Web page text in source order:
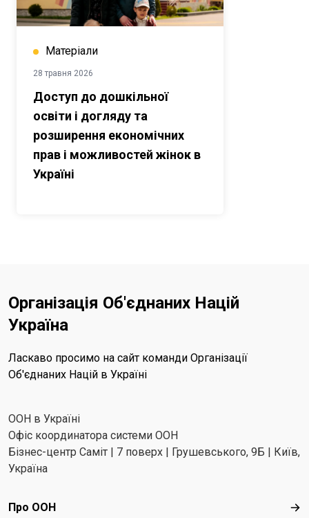
Матеріали
28 травня 2026
Доступ до дошкільної
освіти і догляду та
розширення економічних
прав і можливостей жінок в
Україні
Організація Об'єднаних Націй
Україна
Ласкаво просимо на сайт команди Організації
Об'єднаних Націй в Україні
ООН в Україні
Офіс координатора системи ООН
Бізнес-центр Саміт | 7 поверх | Грушевського, 9Б | Київ,
Україна
Footer menu
Про ООН